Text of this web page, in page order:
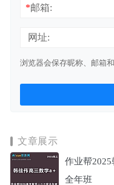
*邮箱:
网址:
浏览器会保存昵称、邮箱
文章展示
作业帮2025
全年班